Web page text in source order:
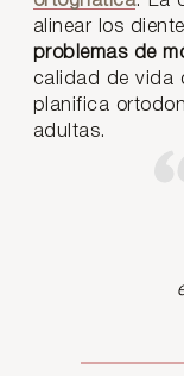
alinear los
problemas de
calidad de vida
planifica
adultas.